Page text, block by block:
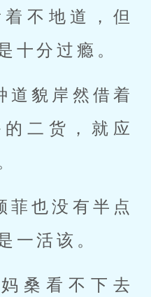
不地道，但
十分过瘾。
道貌岸然借着
二货，就应
菲也没有半点
一活该。
桑看不下去